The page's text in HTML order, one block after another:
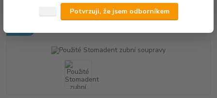
Potvrzuji, že jsem odborníkem